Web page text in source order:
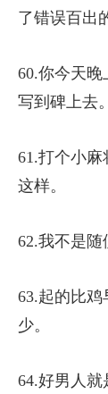
了错误百出
60.你今天
写到碑上去。
61.打个小
这样。
62.我不是随
63.起的比
少。
64.好男人就